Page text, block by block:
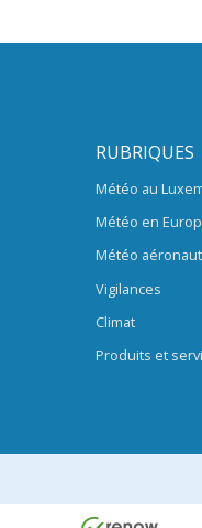
RUBRIQUES
Météo au
Météo en
Météo
Vigilances
Climat
Produits et